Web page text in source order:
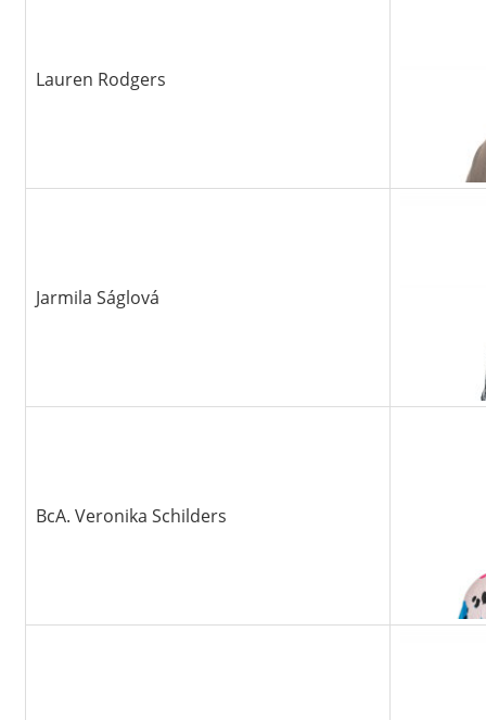
Lauren Rodgers
Jarmila Ságlová
BcA. Veronika Schilders